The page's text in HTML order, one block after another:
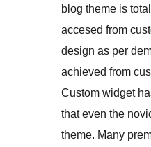
blog theme is
accesed from
design as per
achieved from
Custom widget
that even the
theme. Many